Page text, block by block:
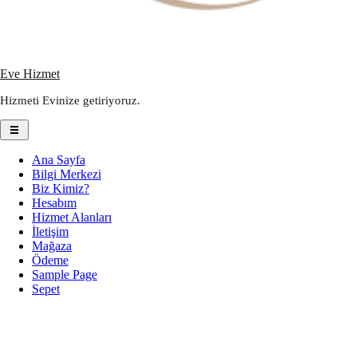
Eve Hizmet
Hizmeti Evinize getiriyoruz.
Ana Sayfa
Bilgi Merkezi
Biz Kimiz?
Hesabım
Hizmet Alanları
İletişim
Mağaza
Ödeme
Sample Page
Sepet